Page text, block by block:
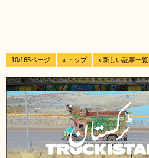
10/165ページ « トップ ‹ 新しい記事一覧